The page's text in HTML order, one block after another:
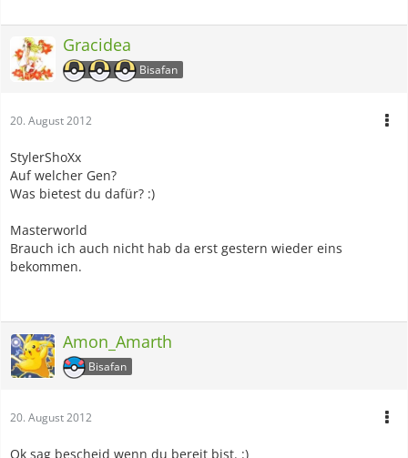
Gracidea
Bisafan
20. August 2012
StylerShoXx
Auf welcher Gen?
Was bietest du dafür? :)
Masterworld
Brauch ich auch nicht hab da erst gestern wieder eins
bekommen.
Amon_Amarth
Bisafan
20. August 2012
Ok sag bescheid wenn du bereit bist. :)